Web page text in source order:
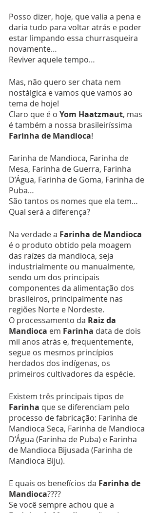
Posso dizer, hoje, que valia a pena e
daria tudo para voltar atrás e poder
estar limpando essa churrasqueira
novamente…
Reviver aquele tempo…
Mas, não quero ser chata nem
nostálgica e vamos que vamos ao
tema de hoje!
Claro que é o Yom Haatzmaut, mas
é também a nossa brasileiríssima
Farinha de Mandioca!
Farinha de Mandioca, Farinha de
Mesa, Farinha de Guerra, Farinha
D’Água, Farinha de Goma, Farinha de
Puba…
São tantos os nomes que ela tem…
Qual será a diferença?
Na verdade a Farinha de Mandioca
é o produto obtido pela moagem
das raízes da mandioca, seja
industrialmente ou manualmente,
sendo um dos principais
componentes da alimentação dos
brasileiros, principalmente nas
regiões Norte e Nordeste.
O processamento da Raiz da
Mandioca em Farinha data de dois
mil anos atrás e, frequentemente,
segue os mesmos princípios
herdados dos indígenas, os
primeiros cultivadores da espécie.
Existem três principais tipos de
Farinha que se diferenciam pelo
processo de fabricação: Farinha de
Mandioca Seca, Farinha de Mandioca
D’Água (Farinha de Puba) e Farinha
de Mandioca Bijusada (Farinha de
Mandioca Biju).
E quais os benefícios da Farinha de
Mandioca????
Se você sempre achou que a